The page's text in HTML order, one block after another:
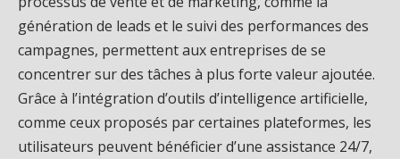
génération de leads et le suivi des performances des
campagnes, permettent aux entreprises de se
concentrer sur des tâches à plus forte valeur ajoutée.
Grâce à l’intégration d’outils d’intelligence artificielle,
comme ceux proposés par certaines plateformes, les
utilisateurs peuvent bénéficier d’une assistance 24/7,